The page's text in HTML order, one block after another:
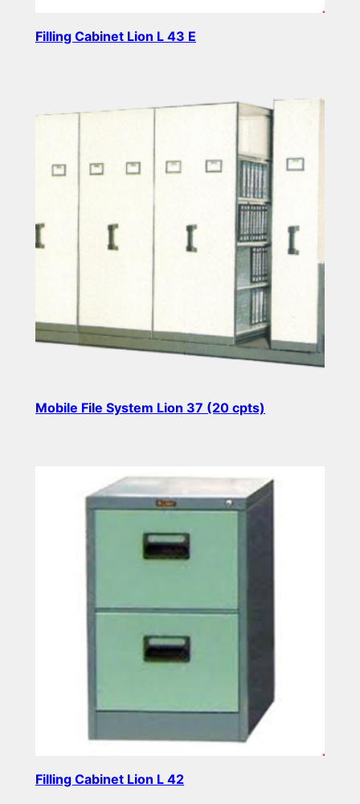
Filling Cabinet Lion L 43 E
Mobile File System Lion 37 (20 cpts)
Filling Cabinet Lion L 42